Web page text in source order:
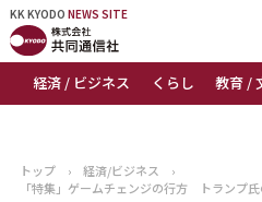
KK KYODO NEWS SITE
経済 / ビジネス くらし 教育 /
KK KYODONEWS SITE
トップページ
トップ › 経済/ビジネス
›
「特集」ゲームチェンジの行方 トランプ